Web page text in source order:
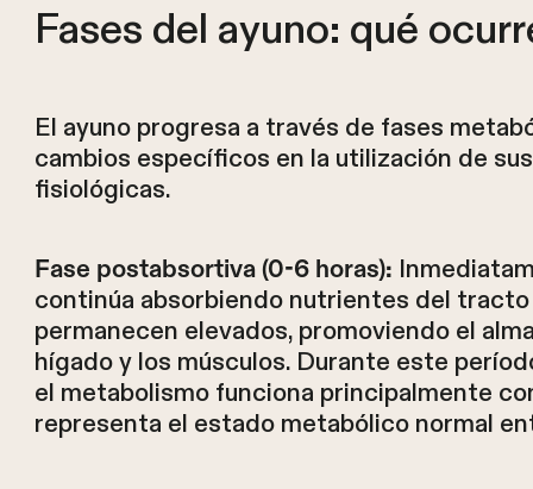
Fases del ayuno: qué
El ayuno progresa a través de fases
cambios específicos en la utilización de
fisiológicas.
Fase postabsortiva (0-6 horas):
continúa absorbiendo nutrientes del
permanecen elevados, promoviendo el
hígado y los músculos. Durante este
el metabolismo funciona principalmente
representa el estado metabólico normal